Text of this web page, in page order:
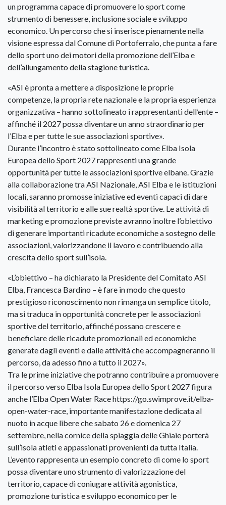
un programma capace di promuovere lo sport come
strumento di benessere, inclusione sociale e sviluppo
economico. Un percorso che si inserisce pienamente nella
visione espressa dal Comune di Portoferraio, che punta a fare
dello sport uno dei motori della promozione dell’Elba e
dell’allungamento della stagione turistica.
«ASI è pronta a mettere a disposizione le proprie
competenze, la propria rete nazionale e la propria esperienza
organizzativa – hanno sottolineato i rappresentanti dell’ente –
affinché il 2027 possa diventare un anno straordinario per
l’Elba e per tutte le sue associazioni sportive».
Durante l’incontro è stato sottolineato come Elba Isola
Europea dello Sport 2027 rappresenti una grande
opportunità per tutte le associazioni sportive elbane. Grazie
alla collaborazione tra ASI Nazionale, ASI Elba e le istituzioni
locali, saranno promosse iniziative ed eventi capaci di dare
visibilità al territorio e alle sue realtà sportive. Le attività di
marketing e promozione previste avranno inoltre l’obiettivo
di generare importanti ricadute economiche a sostegno delle
associazioni, valorizzandone il lavoro e contribuendo alla
crescita dello sport sull’isola.
«L’obiettivo – ha dichiarato la Presidente del Comitato ASI
Elba, Francesca Bardino – è fare in modo che questo
prestigioso riconoscimento non rimanga un semplice titolo,
ma si traduca in opportunità concrete per le associazioni
sportive del territorio, affinché possano crescere e
beneficiare delle ricadute promozionali ed economiche
generate dagli eventi e dalle attività che accompagneranno il
percorso, da adesso fino a tutto il 2027».
Tra le prime iniziative che potranno contribuire a promuovere
il percorso verso Elba Isola Europea dello Sport 2027 figura
anche l’Elba Open Water Race https://go.swimprove.it/elba-
open-water-race, importante manifestazione dedicata al
nuoto in acque libere che sabato 26 e domenica 27
settembre, nella cornice della spiaggia delle Ghiaie porterà
sull’isola atleti e appassionati provenienti da tutta Italia.
L’evento rappresenta un esempio concreto di come lo sport
possa diventare uno strumento di valorizzazione del
territorio, capace di coniugare attività agonistica,
promozione turistica e sviluppo economico per le